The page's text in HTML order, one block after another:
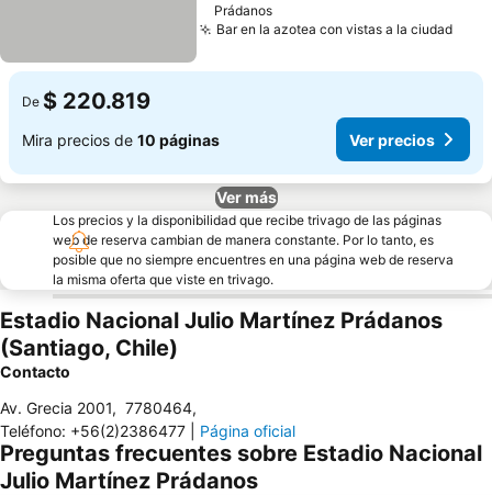
Prádanos
Bar en la azotea con vistas a la ciudadVer
De $ 220.819
Mira precios de 10 páginas Ver precios
Ver más
Los precios y la disponibilidad que recibe trivago de las páginas
web de reserva cambian de manera constante. Por lo tanto, es
posible que no siempre encuentres en una página web de reserva
la misma oferta que viste en trivago.
Estadio Nacional Julio Martínez Prádanos
(Santiago, Chile)
Contacto
Av. Grecia 2001, 7780464,
Teléfono: +56(2)2386477 Página oficial
Preguntas frecuentes sobre Estadio Nacional
Julio Martínez Prádanos